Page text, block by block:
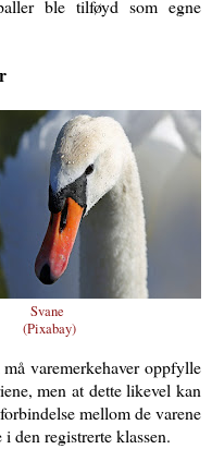
ble tilføyd som egne
Svane
(Pixabay)
varemerkehaver oppfylle
men at dette likevel kan
mellom de varene
den registrerte klassen.